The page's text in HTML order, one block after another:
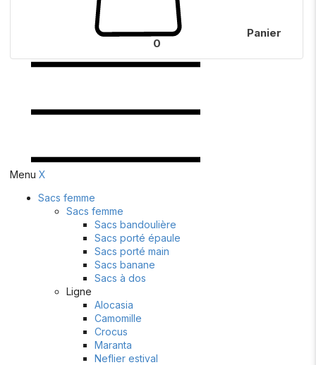
Panier
0
Menu X
Sacs femme
Sacs femme
Sacs bandoulière
Sacs porté épaule
Sacs porté main
Sacs banane
Sacs à dos
Ligne
Alocasia
Camomille
Crocus
Maranta
Neflier estival